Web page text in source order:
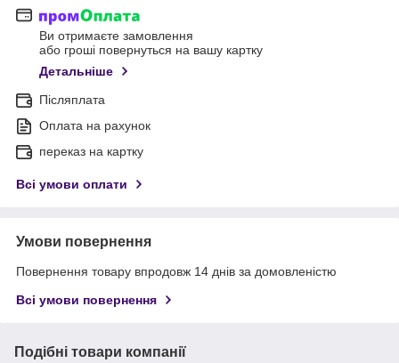
Ви отримаєте замовлення
або гроші повернуться на вашу картку
Детальніше
Післяплата
Оплата на рахунок
переказ на картку
Всі умови оплати
Умови повернення
Повернення товару впродовж 14 днів за домовленістю
Всі умови повернення
Подібні товари компанії